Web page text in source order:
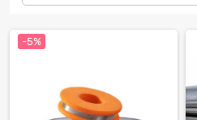
-5%